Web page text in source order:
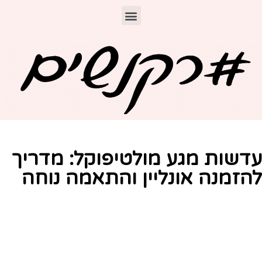
מגע מולטיפוקל: מדריך
אונליין והתאמה נוחה